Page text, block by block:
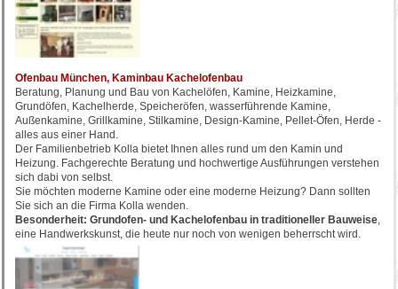
Ofenbau München, Kaminbau Kachelofenbau
Beratung, Planung und Bau von Kachelöfen, Kamine, Heizkamine,
Grundöfen, Kachelherde, Speicheröfen, wasserführende Kamine,
Außenkamine, Grillkamine, Stilkamine, Design-Kamine, Pellet-Öfen, Herde -
alles aus einer Hand.
Der Familienbetrieb Kolla bietet Ihnen alles rund um den Kamin und
Heizung. Fachgerechte Beratung und hochwertige Ausführungen verstehen
sich dabi von selbst.
Sie möchten moderne Kamine oder eine moderne Heizung? Dann sollten
Sie sich an die Firma Kolla wenden.
Besonderheit: Grundofen- und Kachelofenbau in traditioneller Bauweise,
eine Handwerkskunst, die heute nur noch von wenigen beherrscht wird.